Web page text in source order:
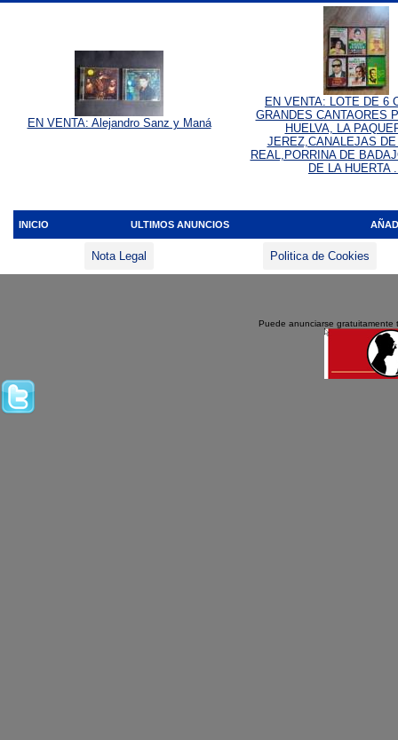
EN VENTA: Alejandro Sanz y Maná
EN VENTA: LOTE DE 6
GRANDES CANTAORES
HUELVA, LA
JEREZ,CANALEJAS
REAL,PORRINA DE
DE LA HUERTA
INICIO ULTIMOS ANUNCIOS
Nota Legal Politica de Cookies
Puede anunciarse